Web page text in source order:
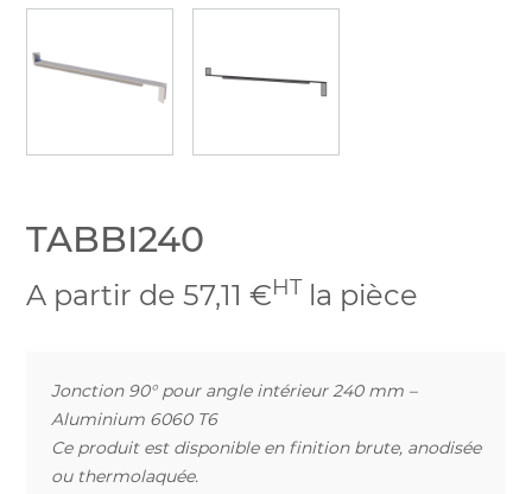
TABBI240
A partir de 57,11 €HT la pièce
Jonction 90° pour angle intérieur 240 mm –
Aluminium 6060 T6
Ce produit est disponible en finition brute, anodisée
ou thermolaquée.